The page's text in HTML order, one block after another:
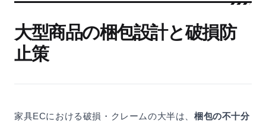
大型商品の梱包設計と破損防
止策
家具ECにおける破損・クレームの大半は、梱包の不十分